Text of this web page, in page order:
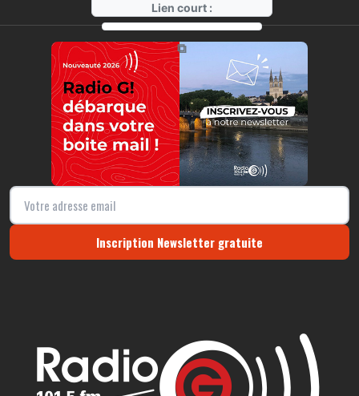
Lien court :
https://radio-g.fr?18371
⧉
Inscription Newsletter gratuite